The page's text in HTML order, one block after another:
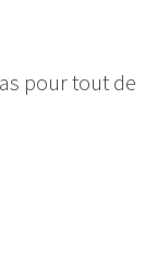
pour tout de